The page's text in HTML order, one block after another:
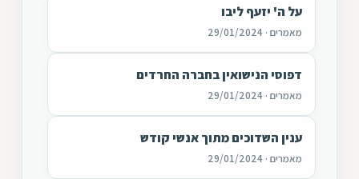
על ה' יזעף ליבו
מאמרים · 29/01/2024
דפוסי הנישואין בחברה החרדים
מאמרים · 29/01/2024
ענין השדוכים מתוך אנשי קודש
מאמרים · 29/01/2024